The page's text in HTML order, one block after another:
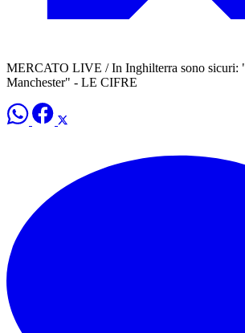
MERCATO LIVE / In Inghilterra sono sicuri:
Manchester" - LE CIFRE